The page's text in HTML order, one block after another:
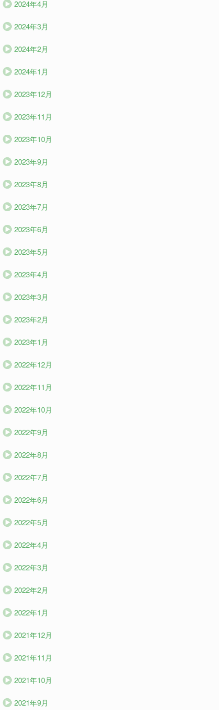
2024年4月
2024年3月
2024年2月
2024年1月
2023年12月
2023年11月
2023年10月
2023年9月
2023年8月
2023年7月
2023年6月
2023年5月
2023年4月
2023年3月
2023年2月
2023年1月
2022年12月
2022年11月
2022年10月
2022年9月
2022年8月
2022年7月
2022年6月
2022年5月
2022年4月
2022年3月
2022年2月
2022年1月
2021年12月
2021年11月
2021年10月
2021年9月